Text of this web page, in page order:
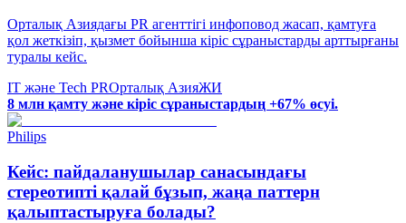
Орталық Азиядағы PR агенттігі инфоповод жасап, қамтуға
қол жеткізіп, қызмет бойынша кіріс сұраныстарды арттырғаны
туралы кейс.
IT және Tech PRОрталық АзияЖИ
8 млн қамту және кіріс сұраныстардың +67% өсуі.
Philips
Кейс: пайдаланушылар санасындағы
стереотипті қалай бұзып, жаңа паттерн
қалыптастыруға болады?